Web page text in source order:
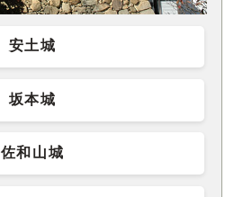
安土城
坂本城
佐和山城